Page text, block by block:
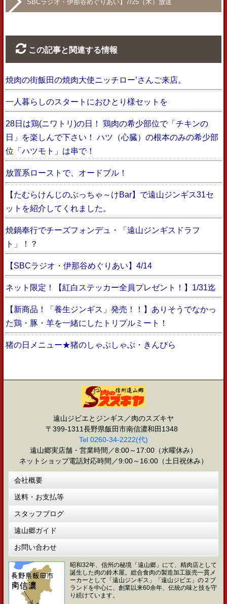
SBCラジオ・伊那谷めぐりあい】7/25（木）放送
この記事と関連する情報
焼肉の街飯田の焼肉大使ニッチロー’さんご来店。
一人暮らしのスタートにおひとり様セットを
28日は鶏(ニワトリ)の日！ 鶏肉の希少部位で「チキンの
日」を楽しんで下さい！ ハツ（心臓）の根本のみの希少部
位「ハツモト」は串で！
放置系ローストで、オードブル！
【たむらけんじのぶっちゃ～けBar】で遠山ジンギス31セ
ットを紹介してくれました。
焼鍋奉行でチーズフォンデュ・「遠山ジンギスドラフ
ト」！？
【SBCラジオ・伊那谷めぐりあい】4/14
ネット限定！【紅白ステッカー全員プレゼント！】1/31迄
【新商品！「養生ジンギス」発売！！】ありそうでなかっ
た鶏・豚・羊を一緒にしたトリプルミート！
猪の日メニュー★猪のしゃぶしゃぶ・きんぴら
遠山ジビエとジンギス／肉のスズキヤ
〒399-1311長野県飯田市南信濃和田1348
Tel 0260-34-2222(代)
遠山郷実店舗・営業時間／8:00～17:00（水曜休み）
ネットショップ電話対応時間／9:00～16:00（土日祝休み）
会社概要
送料・お支払等
スタッフブログ
遠山郷ガイド
お問い合わせ
昭和32年、信州の秘境「遠山郷」にて、精肉店として
誕生した肉の鈴木屋。総合食肉の製造加工販売一貫メ
ーカーとして「遠山ジンギス」「遠山ジビエ」の２ブ
ランドを中心に、創業以来60余年、伝統の味と技を守
り続けています。